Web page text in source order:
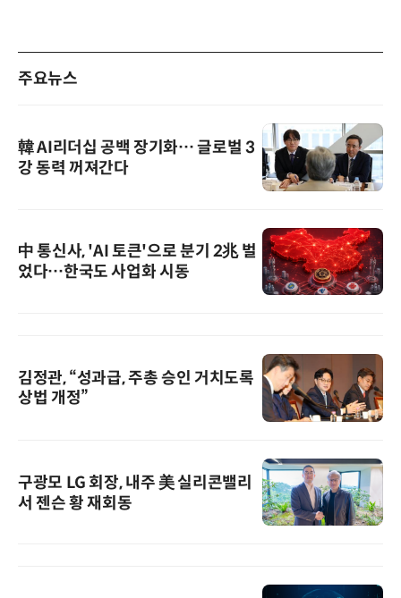
주요뉴스
韓 AI리더십 공백 장기화… 글로벌 3
강 동력 꺼져간다
中 통신사, 'AI 토큰'으로 분기 2兆 벌
었다…한국도 사업화 시동
김정관, “성과급, 주총 승인 거치도록
상법 개정”
구광모 LG 회장, 내주 美 실리콘밸리
서 젠슨 황 재회동